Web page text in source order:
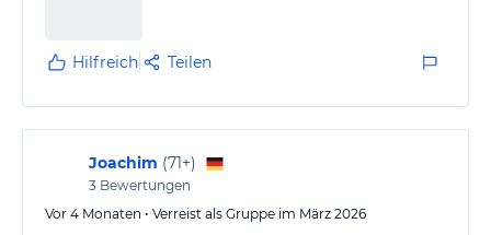
Hilfreich Teilen
Joachim (71+)
3 Bewertungen
Vor 4 Monaten • Verreist als Gruppe im März 2026